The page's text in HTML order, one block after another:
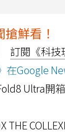
鮮看！
訂閱《科技
在Google
Ultra開
THE